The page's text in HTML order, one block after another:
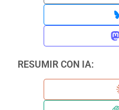
RESUMIR CON IA: